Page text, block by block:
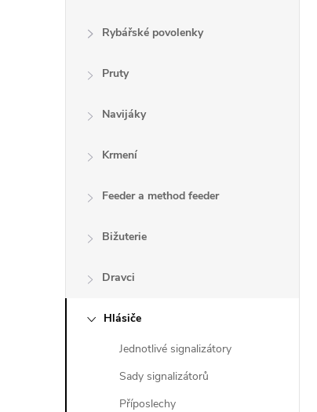
Rybářské povolenky
Pruty
Navijáky
Krmení
Feeder a method feeder
Bižuterie
Dravci
Hlásiče
Jednotlivé signalizátory
Sady signalizátorů
Příposlechy